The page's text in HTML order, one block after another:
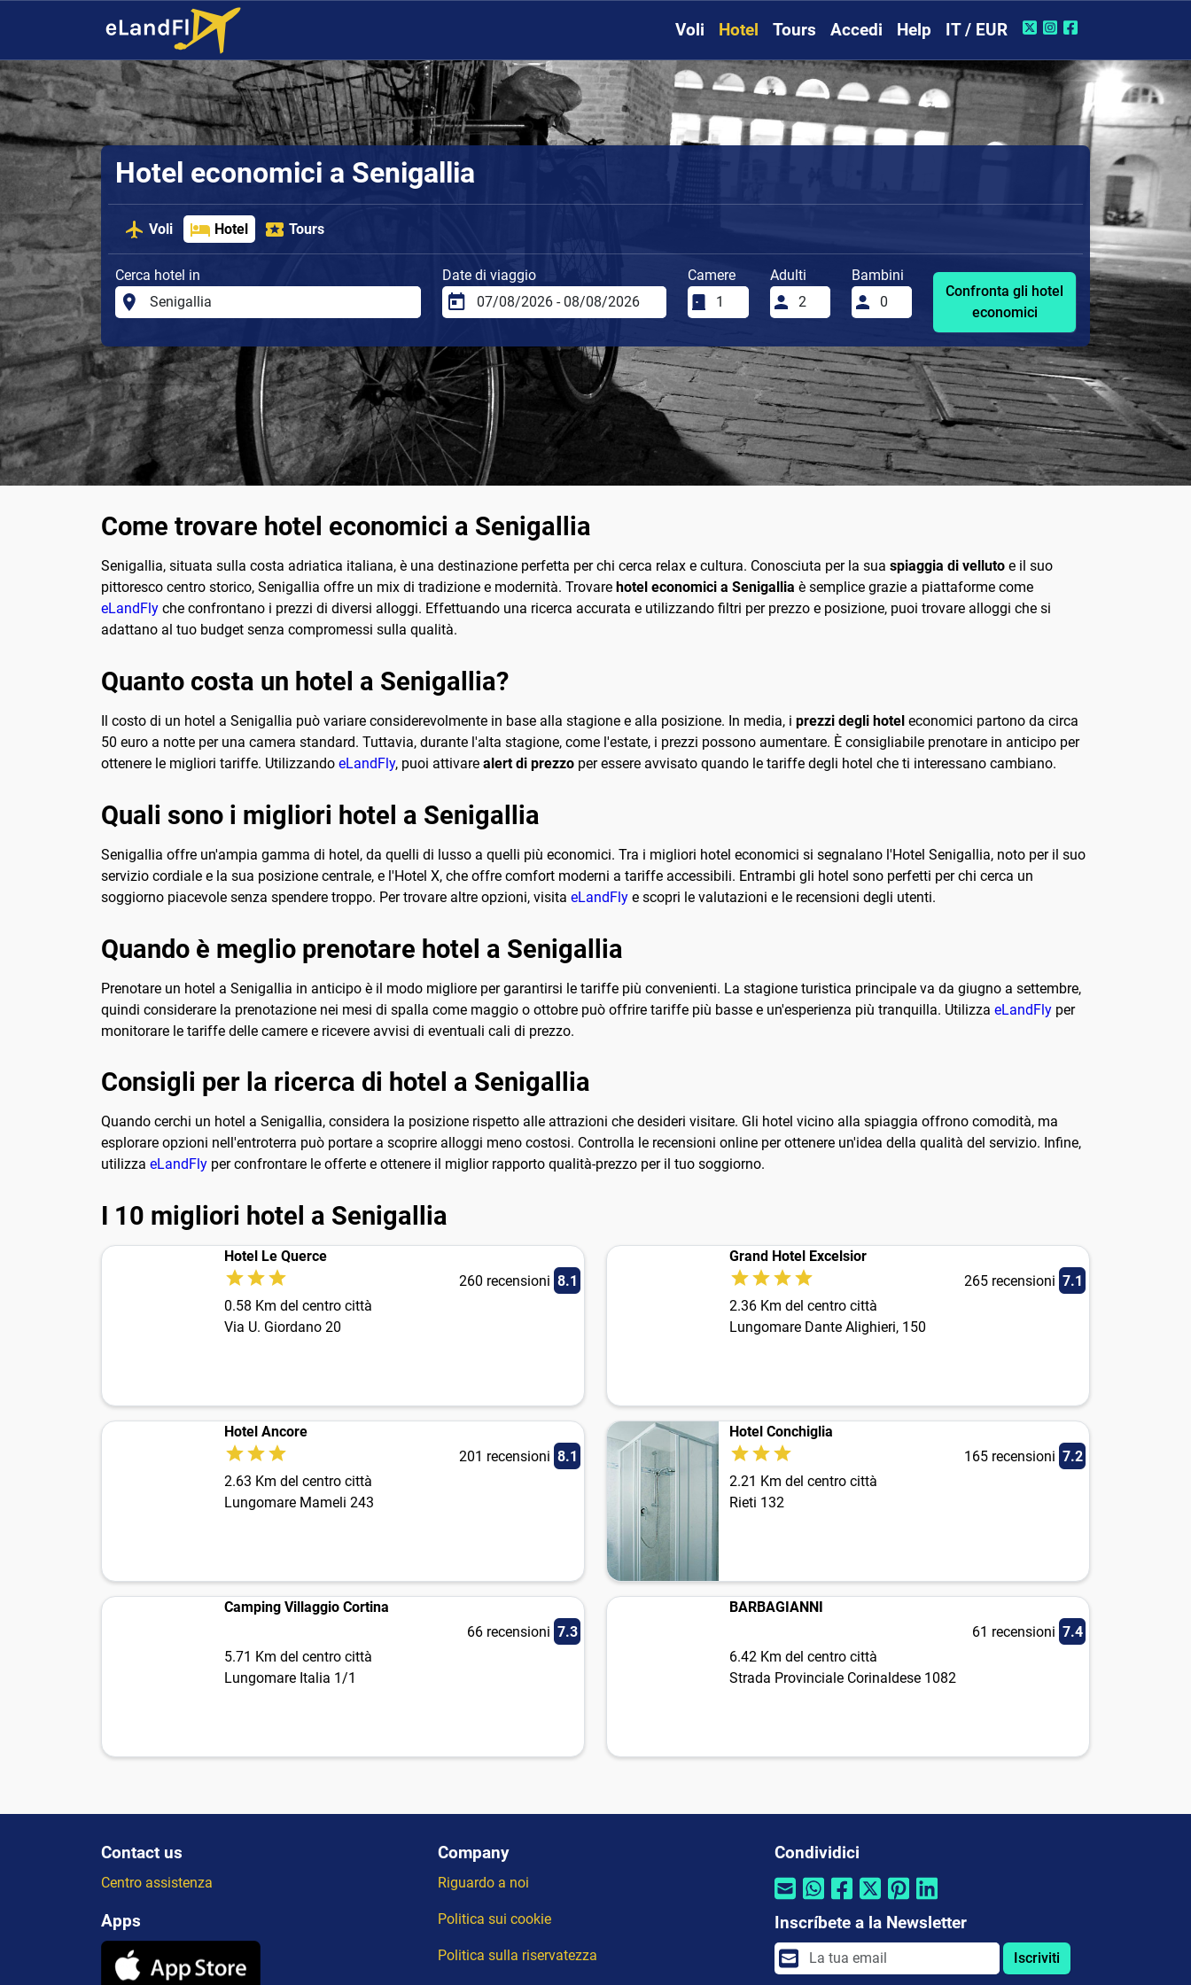
Voli Hotel Tours Accedi Help IT / EUR
Hotel economici a Senigallia
Voli Hotel Tours
Cerca hotel in Date di viaggio Camere Adulti
Bambini
Confronta gli hotel
economici
Come trovare hotel economici a Senigallia
Senigallia, situata sulla costa adriatica italiana, è una destinazione perfetta per chi cerca relax e cultura. Conosciuta per la sua spiaggia di velluto e il suo
pittoresco centro storico, Senigallia offre un mix di tradizione e modernità. Trovare hotel economici a Senigallia è semplice grazie a piattaforme come
eLandFly che confrontano i prezzi di diversi alloggi. Effettuando una ricerca accurata e utilizzando filtri per prezzo e posizione, puoi trovare alloggi che si
adattano al tuo budget senza compromessi sulla qualità.
Quanto costa un hotel a Senigallia?
Il costo di un hotel a Senigallia può variare considerevolmente in base alla stagione e alla posizione. In media, i prezzi degli hotel economici partono da circa
50 euro a notte per una camera standard. Tuttavia, durante l'alta stagione, come l'estate, i prezzi possono aumentare. È consigliabile prenotare in anticipo per
ottenere le migliori tariffe. Utilizzando eLandFly, puoi attivare alert di prezzo per essere avvisato quando le tariffe degli hotel che ti interessano cambiano.
Quali sono i migliori hotel a Senigallia
Senigallia offre un'ampia gamma di hotel, da quelli di lusso a quelli più economici. Tra i migliori hotel economici si segnalano l'Hotel Senigallia, noto per il suo
servizio cordiale e la sua posizione centrale, e l'Hotel X, che offre comfort moderni a tariffe accessibili. Entrambi gli hotel sono perfetti per chi cerca un
soggiorno piacevole senza spendere troppo. Per trovare altre opzioni, visita eLandFly e scopri le valutazioni e le recensioni degli utenti.
Quando è meglio prenotare hotel a Senigallia
Prenotare un hotel a Senigallia in anticipo è il modo migliore per garantirsi le tariffe più convenienti. La stagione turistica principale va da giugno a settembre,
quindi considerare la prenotazione nei mesi di spalla come maggio o ottobre può offrire tariffe più basse e un'esperienza più tranquilla. Utilizza eLandFly per
monitorare le tariffe delle camere e ricevere avvisi di eventuali cali di prezzo.
Consigli per la ricerca di hotel a Senigallia
Quando cerchi un hotel a Senigallia, considera la posizione rispetto alle attrazioni che desideri visitare. Gli hotel vicino alla spiaggia offrono comodità, ma
esplorare opzioni nell'entroterra può portare a scoprire alloggi meno costosi. Controlla le recensioni online per ottenere un'idea della qualità del servizio. Infine,
utilizza eLandFly per confrontare le offerte e ottenere il miglior rapporto qualità-prezzo per il tuo soggiorno.
I 10 migliori hotel a Senigallia
Hotel Le Querce
260 recensioni 8.1
0.58 Km del centro città
Via U. Giordano 20
Grand Hotel Excelsior
265 recensioni 7.1
2.36 Km del centro città
Lungomare Dante Alighieri, 150
Hotel Ancore
201 recensioni 8.1
2.63 Km del centro città
Lungomare Mameli 243
Hotel Conchiglia
165 recensioni 7.2
2.21 Km del centro città
Rieti 132
Camping Villaggio Cortina
66 recensioni 7.3
5.71 Km del centro città
Lungomare Italia 1/1
BARBAGIANNI
61 recensioni 7.4
6.42 Km del centro città
Strada Provinciale Corinaldese 1082
Contact us
Centro assistenza
Apps
Company
Riguardo a noi
Politica sui cookie
Politica sulla riservatezza
Condividici
Inscríbete a la Newsletter
Iscriviti